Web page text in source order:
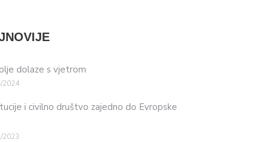
dolaze s vjetrom
2024
i civilno društvo zajedno do Evropske
2023